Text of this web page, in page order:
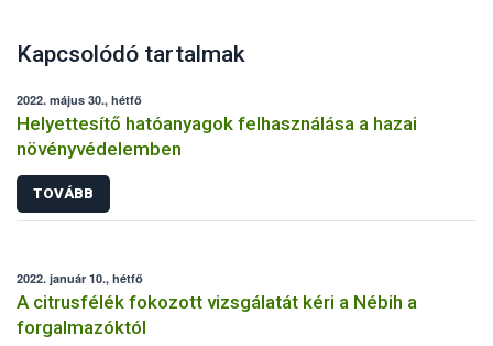
Kapcsolódó tartalmak
2022. május 30., hétfő
Helyettesítő hatóanyagok felhasználása a hazai
növényvédelemben
TOVÁBB
2022. január 10., hétfő
A citrusfélék fokozott vizsgálatát kéri a Nébih a
forgalmazóktól